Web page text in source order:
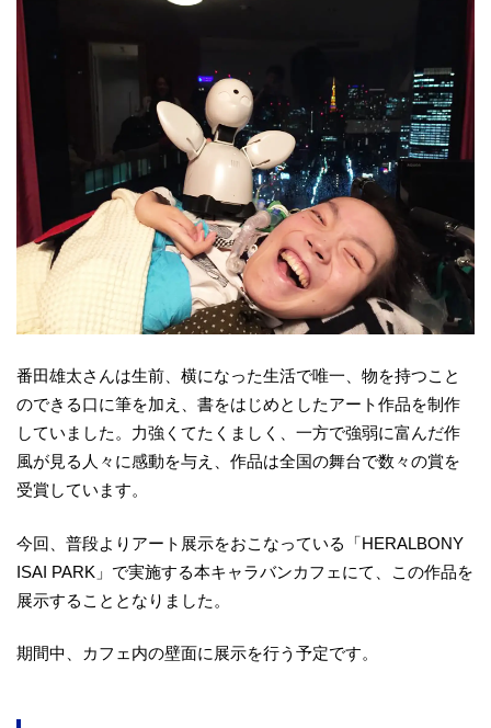
番田雄太さんは生前、横になった生活で唯一、物を持つこと
のできる口に筆を加え、書をはじめとしたアート作品を制作
していました。力強くてたくましく、一方で強弱に富んだ作
風が見る人々に感動を与え、作品は全国の舞台で数々の賞を
受賞しています。
今回、普段よりアート展示をおこなっている「HERALBONY
ISAI PARK」で実施する本キャラバンカフェにて、この作品を
展示することとなりました。
期間中、カフェ内の壁面に展示を行う予定です。